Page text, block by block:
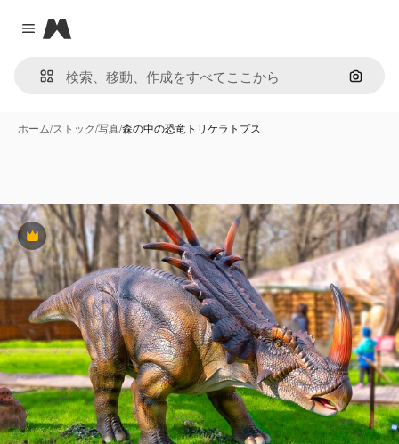
Close menu
Magnific
画像で
ホーム/ストック/写真/森の中の恐竜トリケラトプス
Premium